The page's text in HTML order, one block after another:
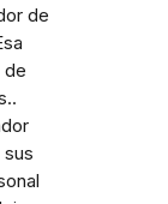
de
de